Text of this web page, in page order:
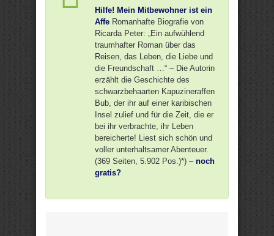
Hilfe! Mein Mitbewohner ist ein
Affe Romanhafte Biografie von
Ricarda Peter: „Ein aufwühlend
traumhafter Roman über das
Reisen, das Leben, die Liebe und
die Freundschaft …“ – Die Autorin
erzählt die Geschichte des
schwarzbehaarten Kapuzineraffen
Bub, der ihr auf einer karibischen
Insel zulief und für die Zeit, die er
bei ihr verbrachte, ihr Leben
bereicherte! Liest sich schön und
voller unterhaltsamer Abenteuer.
(369 Seiten, 5.902 Pos.)*) – noch
gratis?